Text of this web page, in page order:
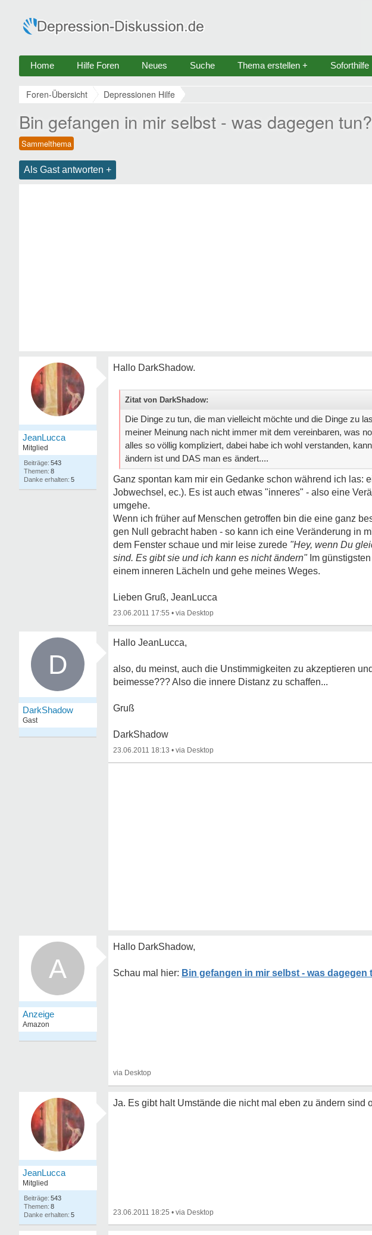
Home Hilfe Foren Neues Suche Thema erstellen + Soforthilfe
Foren-Übersicht Depressionen Hilfe
Bin gefangen in mir selbst - was dagegen tun?
Als Gast antworten +
JeanLucca
Mitglied
543
8
5
Hallo DarkShadow.
Zitat von DarkShadow:
Die Dinge zu tun, die man vielleicht möchte und die Dinge zu
meiner Meinung nach nicht immer mit dem vereinbaren, was
alles so völlig kompliziert, dabei habe ich wohl verstanden,
ändern ist und DAS man es ändert....
Ganz spontan kam mir ein Gedanke schon während ich las:
Jobwechsel, ec.). Es ist auch etwas "inneres" - also eine
umgehe.
Wenn ich früher auf Menschen getroffen bin die eine ganz
gen Null gebracht haben - so kann ich eine Veränderung in
dem Fenster schaue und mir leise zurede "Hey, wenn Du
sind. Es gibt sie und ich kann es nicht ändern"Im günstigsten
einem inneren Lächeln und gehe meines Weges.
Lieben Gruß, JeanLucca
23.06.2011 17:55 •
D
DarkShadow
Gast
Hallo JeanLucca,
also, du meinst, auch die Unstimmigkeiten zu akzeptieren
beimesse??? Also die innere Distanz zu schaffen...
Gruß
DarkShadow
23.06.2011 18:13 •
A
Hallo DarkShadow,
Bin gefangen in mir selbst - was dagegen
JeanLucca
Mitglied
543
8
5
Ja. Es gibt halt Umstände die nicht mal eben zu ändern
23.06.2011 18:25 •